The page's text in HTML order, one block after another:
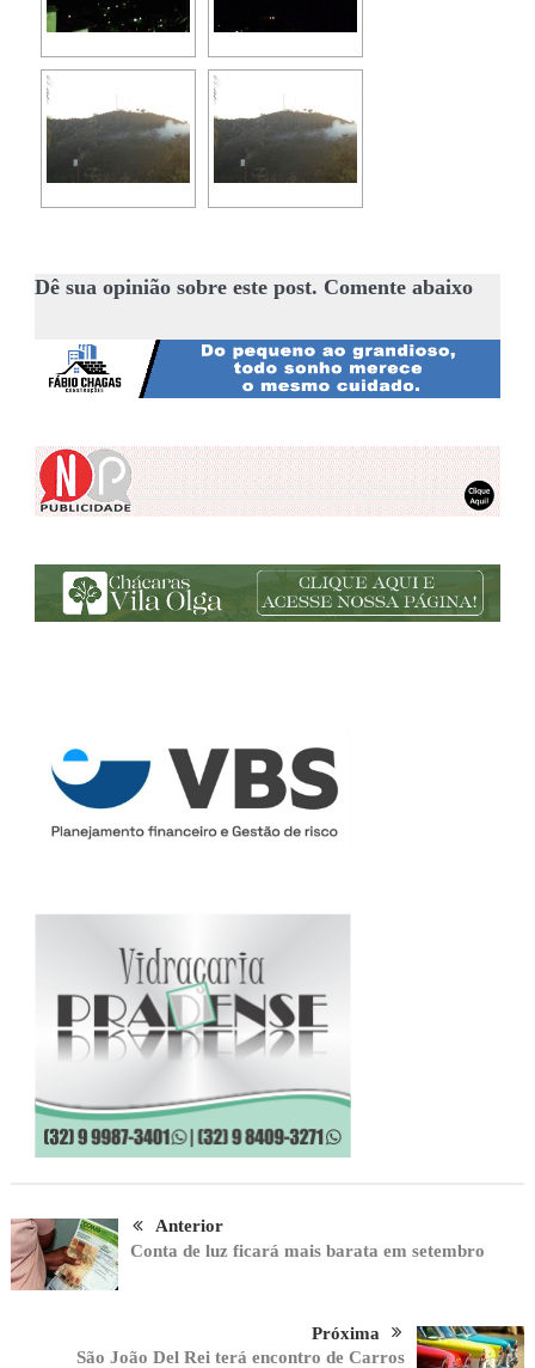
Dê sua opinião sobre este post. Comente abaixo
Anterior
Conta de luz ficará mais barata em setembro
Próxima
São João Del Rei terá encontro de Carros